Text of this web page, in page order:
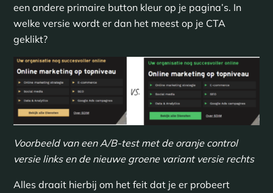
een andere primaire button kleur op je pagina’s. In
welke versie wordt er dan het meest op je CTA
geklikt?
Voorbeeld van een A/B-test met de oranje control
versie links en de nieuwe groene variant versie rechts
Alles draait hierbij om het feit dat je er probeert